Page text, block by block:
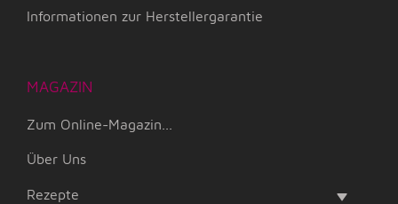
Informationen zur Herstellergarantie
MAGAZIN
Zum Online-Magazin...
Über Uns
Rezepte